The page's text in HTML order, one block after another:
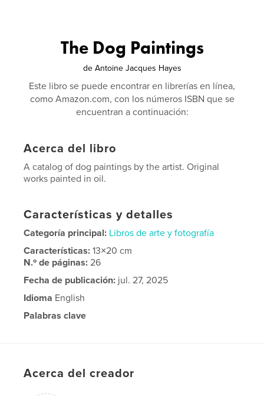
The Dog Paintings
de Antoine Jacques Hayes
Este libro se puede encontrar en librerías en línea,
como Amazon.com, con los números ISBN que se
encuentran a continuación:
Acerca del libro
A catalog of dog paintings by the artist. Original
works painted in oil.
Características y detalles
Categoría principal: Libros de arte y fotografía
Características:13×20 cm
N.º de páginas:26
Fecha de publicación: jul. 27, 2025
Idioma English
Palabras clave
Acerca del creador